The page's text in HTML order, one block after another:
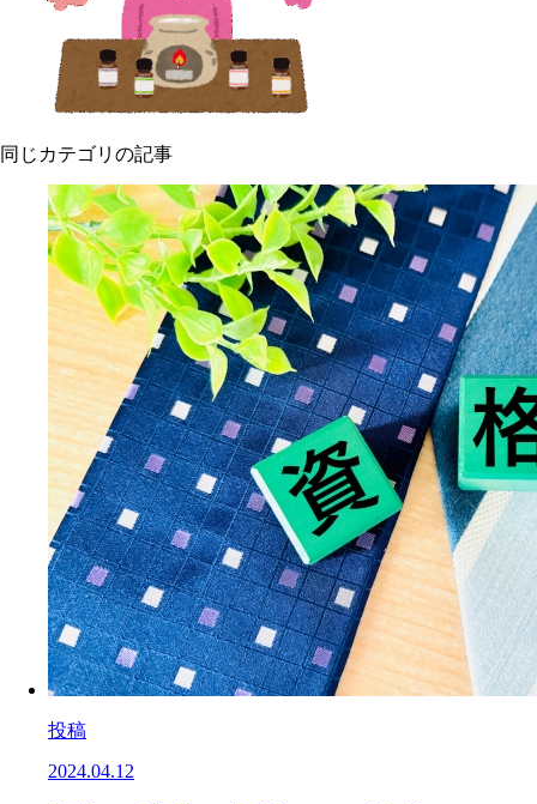
同じカテゴリの記事
投稿
2024.04.12